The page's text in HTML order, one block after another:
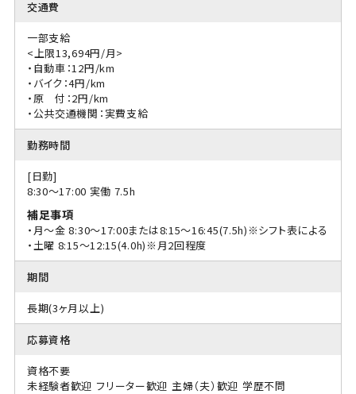
交通費
一部支給
<上限13,694円/月>
・自動車：12円/km
・バイク：4円/km
・原 付：2円/km
・公共交通機関：実費支給
勤務時間
[日勤]
8:30〜17:00 実働 7.5h
補足事項
・月～金 8:30～17:00または8:15～16:45(7.5h)※シフト表による
・土曜 8:15～12:15(4.0h)※月2回程度
期間
長期(3ヶ月以上)
応募資格
資格不要
未経験者歓迎 フリーター歓迎 主婦（夫）歓迎 学歴不問